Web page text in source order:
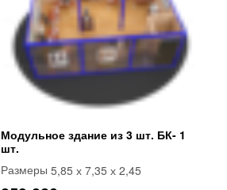
Модульное здание из 3 шт. БК- 1
шт.
Размеры 5,85 х 7,35 х 2,45